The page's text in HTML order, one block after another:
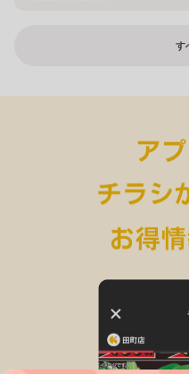
す